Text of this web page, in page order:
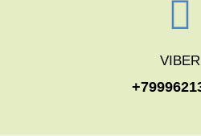
VIBER